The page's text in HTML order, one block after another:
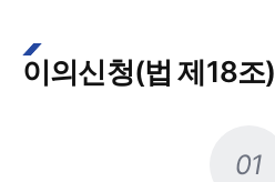
이의신청(법 제18조)
01